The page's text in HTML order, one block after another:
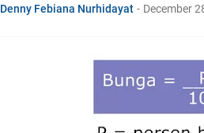
Denny Febiana Nurhidayat - December